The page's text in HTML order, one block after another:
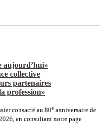
aujourd’hui»
collective
partenaires
profession»
consacré au 80e anniversaire de
en consultant notre page